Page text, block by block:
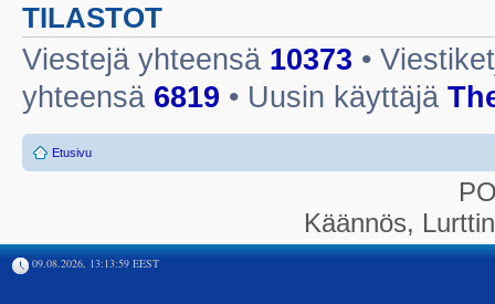
TILASTOT
Viestejä yhteensä 10373 •
yhteensä 6819 • Uusin käyttäjä
Etusivu
Käännös,
09.08.2026, 13:13:59 EEST